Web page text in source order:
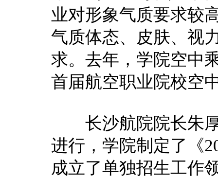
业对形象气质要求较
气质体态、皮肤、视
求。去年，学院空中
首届航空职业院校空
长沙航院院长朱厚
进行，学院制定了《
成立了单独招生工作